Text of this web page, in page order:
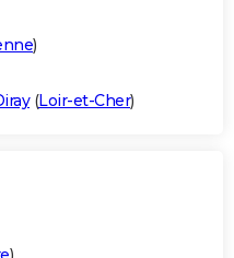
)
(Loir-et-Cher)